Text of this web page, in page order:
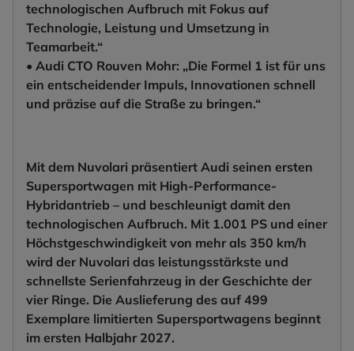
technologischen Aufbruch mit Fokus auf
Technologie, Leistung und Umsetzung in
Teamarbeit.“
• Audi CTO Rouven Mohr: „Die Formel 1 ist für uns
ein entscheidender Impuls, Innovationen schnell
und präzise auf die Straße zu bringen.“
Mit dem Nuvolari präsentiert Audi seinen ersten
Supersportwagen mit High-Performance-
Hybridantrieb – und beschleunigt damit den
technologischen Aufbruch. Mit 1.001 PS und einer
Höchstgeschwindigkeit von mehr als 350 km/h
wird der Nuvolari das leistungsstärkste und
schnellste Serienfahrzeug in der Geschichte der
vier Ringe. Die Auslieferung des auf 499
Exemplare limitierten Supersportwagens beginnt
im ersten Halbjahr 2027.